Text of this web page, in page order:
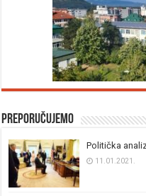
Preporučujemo
Politička
11.01.2021.